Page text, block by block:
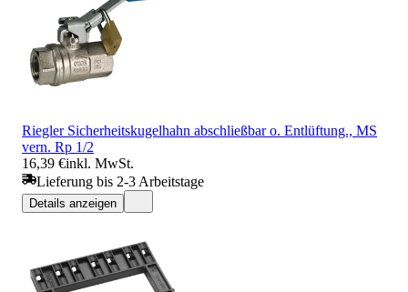
Riegler Sicherheitskugelhahn abschließbar o. Entlüftung., MS
vern. Rp 1/2
16,39 €inkl. MwSt.
Lieferung bis 2-3 Arbeitstage
Details anzeigen